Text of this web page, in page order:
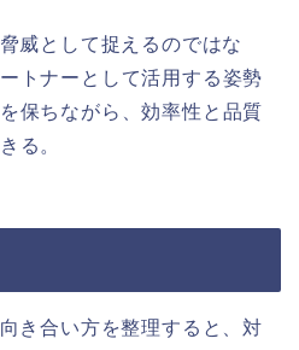
威として捉えるのではな
トナーとして活用する姿勢
保ちながら、効率性と品質
る。
き合い方を整理すると、対